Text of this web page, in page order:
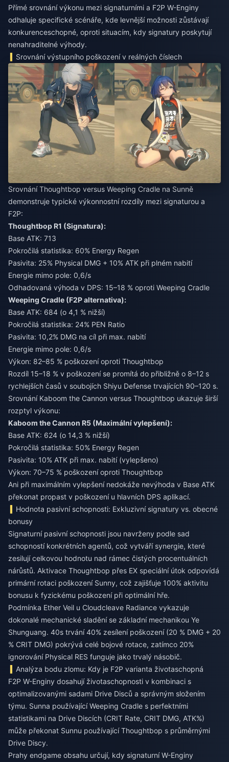
Přímé srovnání výkonu mezi signaturními a F2P W-Enginy
odhaluje specifické scénáře, kde levnější možnosti zůstávají
konkurenceschopné, oproti situacím, kdy signatury poskytují
nenahraditelné výhody.
Srovnání výstupního poškození v reálných číslech
Srovnání Thoughtbop versus Weeping Cradle na Sunně
demonstruje typické výkonnostní rozdíly mezi signaturou a
F2P:
Thoughtbop R1 (Signatura):
Base ATK: 713
Pokročilá statistika: 60% Energy Regen
Pasivita: 25% Physical DMG + 10% ATK při plném nabití
Energie mimo pole: 0,6/s
Odhadovaná výhoda v DPS: 15–18 % oproti Weeping Cradle
Weeping Cradle (F2P alternativa):
Base ATK: 684 (o 4,1 % nižší)
Pokročilá statistika: 24% PEN Ratio
Pasivita: 10,2% DMG na cíl při max. nabití
Energie mimo pole: 0,6/s
Výkon: 82–85 % poškození oproti Thoughtbop
Rozdíl 15–18 % v poškození se promítá do přibližně o 8–12 s
rychlejších časů v soubojích Shiyu Defense trvajících 90–120 s.
Srovnání Kaboom the Cannon versus Thoughtbop ukazuje širší
rozptyl výkonu:
Kaboom the Cannon R5 (Maximální vylepšení):
Base ATK: 624 (o 14,3 % nižší)
Pokročilá statistika: 50% Energy Regen
Pasivita: 10% ATK při max. nabití (vylepšeno)
Výkon: 70–75 % poškození oproti Thoughtbop
Ani při maximálním vylepšení nedokáže nevýhoda v Base ATK
překonat propast v poškození u hlavních DPS aplikací.
Hodnota pasivní schopnosti: Exkluzivní signatury vs. obecné
bonusy
Signaturní pasivní schopnosti jsou navrženy podle sad
schopností konkrétních agentů, což vytváří synergie, které
zesilují celkovou hodnotu nad rámec čistých procentuálních
nárůstů. Aktivace Thoughtbop přes EX speciální útok odpovídá
primární rotaci poškození Sunny, což zajišťuje 100% aktivitu
bonusu k fyzickému poškození při optimální hře.
Podmínka Ether Veil u Cloudcleave Radiance vykazuje
dokonalé mechanické sladění se základní mechanikou Ye
Shunguang. 40s trvání 40% zesílení poškození (20 % DMG + 20
% CRIT DMG) pokrývá celé bojové rotace, zatímco 20%
ignorování Physical RES funguje jako trvalý násobič.
Analýza bodu zlomu: Kdy je F2P varianta životaschopná
F2P W-Enginy dosahují životaschopnosti v kombinaci s
optimalizovanými sadami Drive Disců a správným složením
týmu. Sunna používající Weeping Cradle s perfektními
statistikami na Drive Discích (CRIT Rate, CRIT DMG, ATK%)
může překonat Sunnu používající Thoughtbop s průměrnými
Drive Discy.
Prahy endgame obsahu určují, kdy signaturní W-Enginy